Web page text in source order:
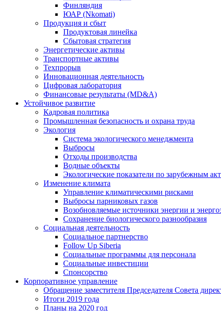
Финляндия
ЮАР (Nkomati)
Продукция и сбыт
Продуктовая линейка
Сбытовая стратегия
Энергетические активы
Транспортные активы
Техпрорыв
Инновационная деятельность
Цифровая лаборатория
Финансовые результаты (MD&A)
Устойчивое развитие
Кадровая политика
Промышленная безопасность и охрана труда
Экология
Система экологического менеджмента
Выбросы
Отходы производства
Водные объекты
Экологические показатели по зарубежным
Изменение климата
Управление климатическими рисками
Выбросы парниковых газов
Возобновляемые источники энергии и
Сохранение биологического разнообразия
Социальная деятельность
Социальное партнерство
Follow Up Siberia
Социальные программы для персонала
Социальные инвестиции
Спонсорство
Корпоративное управление
Обращение заместителя Председателя Совета
Итоги 2019 года
Планы на 2020 год